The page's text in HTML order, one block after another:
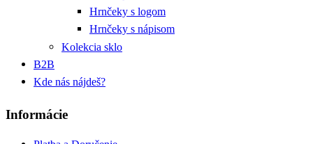
Hrnčeky s logom
Hrnčeky s nápisom
Kolekcia sklo
B2B
Kde nás nájdeš?
Informácie